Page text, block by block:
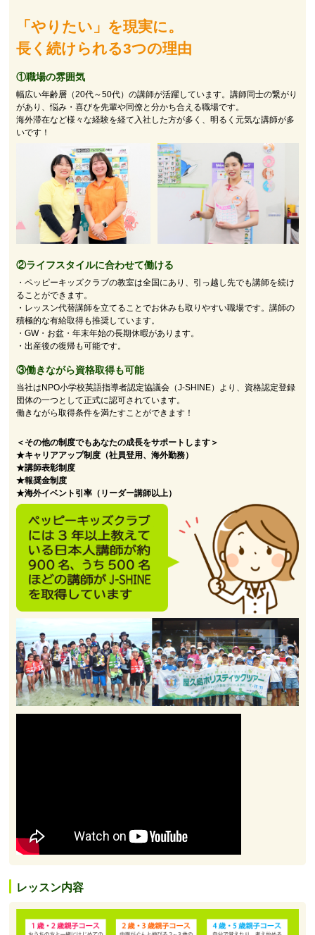
「やりたい」を現実に。
長く続けられる3つの理由
①職場の雰囲気
幅広い年齢層（20代～50代）の講師が活躍しています。講師同士の繋がり
があり、悩み・喜びを先輩や同僚と分かち合える職場です。
海外滞在など様々な経験を経て入社した方が多く、明るく元気な講師が多
いです！
②ライフスタイルに合わせて働ける
・ペッピーキッズクラブの教室は全国にあり、引っ越し先でも講師を続け
ることができます。
・レッスン代替講師を立てることでお休みも取りやすい職場です。講師の
積極的な有給取得も推奨しています。
・GW・お盆・年末年始の長期休暇があります。
・出産後の復帰も可能です。
③働きながら資格取得も可能
当社はNPO小学校英語指導者認定協議会（J-SHINE）より、資格認定登録
団体の一つとして正式に認可されています。
働きながら取得条件を満たすことができます！
＜その他の制度でもあなたの成長をサポートします＞
★キャリアアップ制度（社員登用、海外勤務）
★講師表彰制度
★報奨金制度
★海外イベント引率（リーダー講師以上）
レッスン内容